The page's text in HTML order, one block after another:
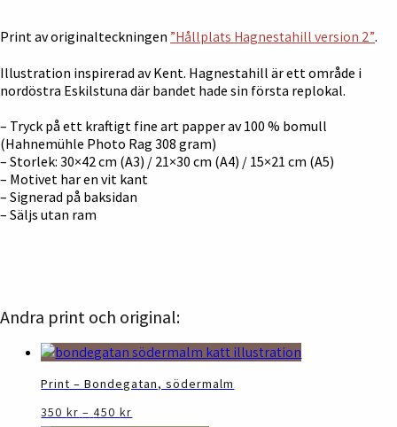
Print av originalteckningen ”Hållplats Hagnestahill version 2”.
Illustration inspirerad av Kent. Hagnestahill är ett område i
nordöstra Eskilstuna där bandet hade sin första replokal.
– Tryck på ett kraftigt fine art papper av 100 % bomull
(Hahnemühle Photo Rag 308 gram)
– Storlek: 30×42 cm (A3) / 21×30 cm (A4) / 15×21 cm (A5)
– Motivet har en vit kant
– Signerad på baksidan
– Säljs utan ram
Andra print och original:
Print – Bondegatan, södermalm
350kr – 450kr